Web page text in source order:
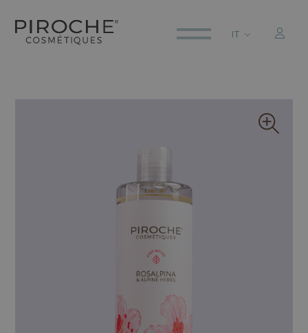
IT
DEUTSCH